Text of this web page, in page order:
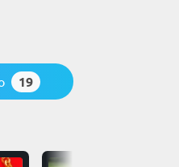
19